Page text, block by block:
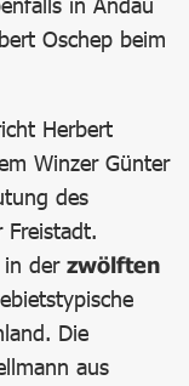
Oschep beim
Herbert
Winzer Günter
des
Freistadt.
in der zwölften
Die
aus